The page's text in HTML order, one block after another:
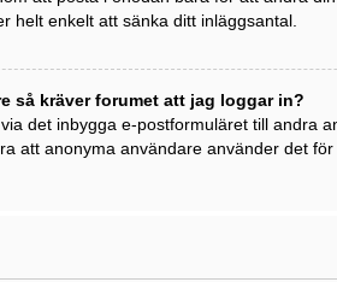
helt enkelt att sänka ditt inläggsantal.
så kräver forumet att jag loggar in?
det inbygga e-postformuläret till andra
att anonyma användare använder det för